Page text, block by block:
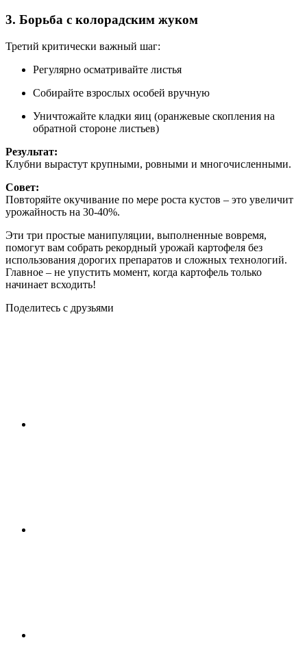
3. Борьба с колорадским жуком
Третий критически важный шаг:
Регулярно осматривайте листья
Собирайте взрослых особей вручную
Уничтожайте кладки яиц (оранжевые скопления на
обратной стороне листьев)
Результат:
Клубни вырастут крупными, ровными и многочисленными.
Совет:
Повторяйте окучивание по мере роста кустов – это увеличит
урожайность на 30-40%.
Эти три простые манипуляции, выполненные вовремя,
помогут вам собрать рекордный урожай картофеля без
использования дорогих препаратов и сложных технологий.
Главное – не упустить момент, когда картофель только
начинает всходить!
Поделитесь с друзьями